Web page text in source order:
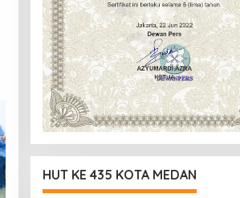
HUT KE 435 KOTA MEDAN